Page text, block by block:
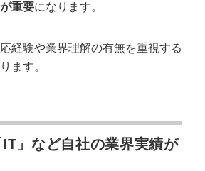
重要になります。
経験や業界理解の有無を重視する
ます。
IT」など自社の業界実績が